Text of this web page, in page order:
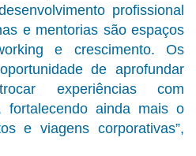
profissional
e mentorias são espaços
e crescimento. Os
de aprofundar
experiências com
fortalecendo ainda mais o
e viagens corporativas”,